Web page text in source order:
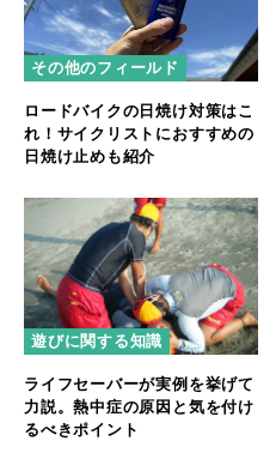
その他のフィールド
ロードバイクの日焼け対策はこ
れ！サイクリストにおすすめの
日焼け止めも紹介
遊びに関する知識
ライフセーバーが実例を挙げて
力説。熱中症の原因と気を付け
るべきポイント